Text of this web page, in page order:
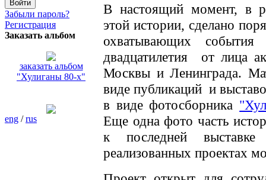
Забыли пароль?
Регистрация
Заказать альбом
заказать альбом
"Хулиганы 80-х"
eng /rus
В настоящий момент, в
этой истории, сделано
охватывающих события
двадцатилетия от лица
Москвы и Ленинграда.
виде публикаций и
в виде фотосборника
Еще одна фото часть
к последней
реализованных проектах